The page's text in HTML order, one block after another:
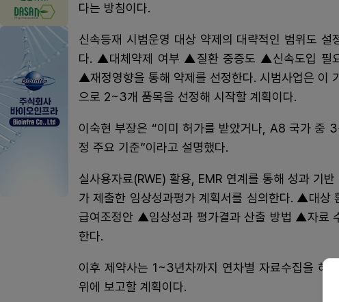
다는 방침이다.
신속등재 시범운영 대상 약제의 대략적인 범위도 설
다. ▲대체약제 여부 ▲질환 중증도 ▲신속도입 필
▲재정영향을 통해 약제를 선정한다. 시범사업은 이
으로 2~3개 품목을 선정해 시작할 계획이다.
이숙현 부장은 “이미 허가를 받았거나, A8 국가 중
정 주요 기준”이라고 설명했다.
실사용자료(RWE) 활용, EMR 연계를 통해 성과 기
가 제출한 임상성과평가 계획서를 심의한다. ▲대
급여조정안 ▲임상성과 평가결과 산출 방법 ▲자료
한다.
이후 제약사는 1~3년차까지 연차별 자료수집을 해
위에 보고할 계획이다.